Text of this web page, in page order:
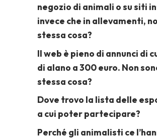
negozio di animali o su siti
invece che in allevamenti,
stessa cosa?
Il web è pieno di annunci di
di alano a 300 euro. Non
stessa cosa?
Dove trovo la lista delle
a cui poter partecipare?
Perché gli animalisti ce